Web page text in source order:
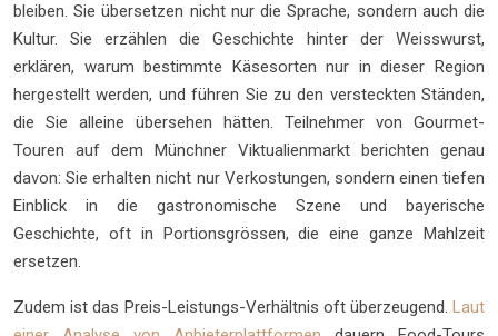
bleiben. Sie übersetzen nicht nur die Sprache, sondern auch die
Kultur. Sie erzählen die Geschichte hinter der Weisswurst,
erklären, warum bestimmte Käsesorten nur in dieser Region
hergestellt werden, und führen Sie zu den versteckten Ständen,
die Sie alleine übersehen hätten. Teilnehmer von Gourmet-
Touren auf dem Münchner Viktualienmarkt berichten genau
davon: Sie erhalten nicht nur Verkostungen, sondern einen tiefen
Einblick in die gastronomische Szene und bayerische
Geschichte, oft in Portionsgrössen, die eine ganze Mahlzeit
ersetzen.
Zudem ist das Preis-Leistungs-Verhältnis oft überzeugend. Laut